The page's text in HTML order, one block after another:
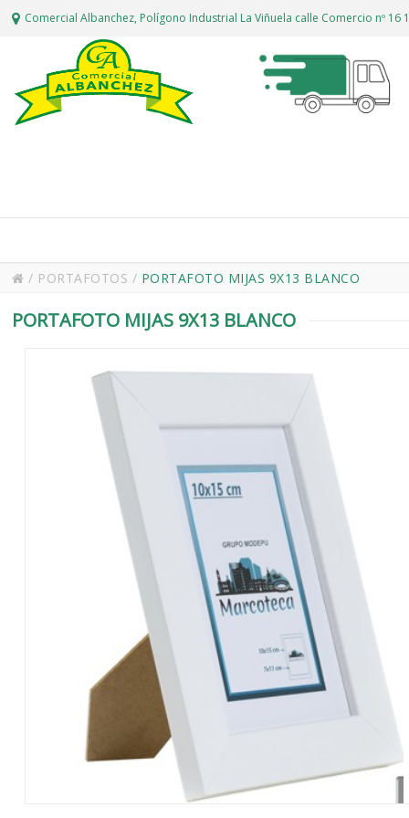
Comercial Albanchez, Polígono Industrial La Viñuela calle Comercio nº 16
/ PORTAFOTOS / PORTAFOTO MIJAS 9X13 BLANCO
PORTAFOTO MIJAS 9X13 BLANCO